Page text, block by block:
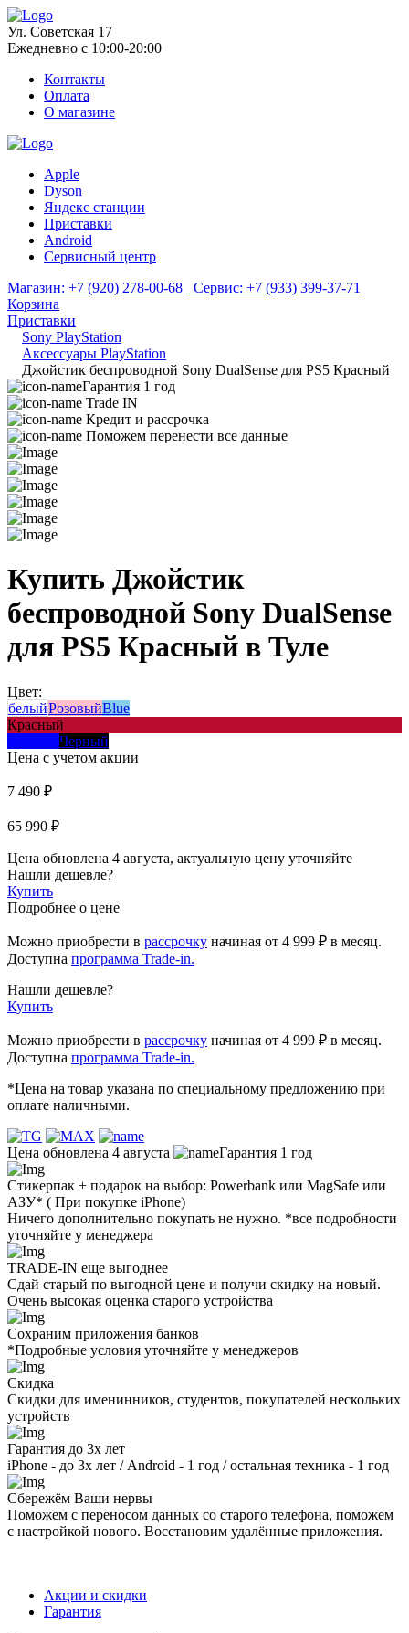
Ул. Советская 17
Ежедневно с 10:00-20:00
Контакты
Оплата
О магазине
Apple
Dyson
Яндекс станции
Приставки
Android
Сервисный центр
Магазин: +7 (920) 278-00-68 Сервис: +7 (933) 399-37-71
Корзина
Приставки
Sony PlayStation
Аксессуары PlayStation
Джойстик беспроводной Sony DualSense для PS5 Красный
Гарантия 1 год
Trade IN
Кредит и рассрочка
Поможем перенести все данные
Купить Джойстик
беспроводной Sony DualSense
для PS5 Красный в Туле
Цвет:
белыйРозовыйBlue
Красный
Черный
Цена с учетом акции
7 490 ₽
65 990 ₽
Цена обновлена 4 августа, актуальную цену уточняйте
Нашли дешевле?
Купить
Подробнее о цене
Можно приобрести в рассрочку начиная от 4 999 ₽ в месяц.
Доступна программа Trade-in.
Нашли дешевле?
Купить
Можно приобрести в рассрочку начиная от 4 999 ₽ в месяц.
Доступна программа Trade-in.
*Цена на товар указана по специальному предложению при
оплате наличными.
Цена обновлена 4 августа Гарантия 1 год
Стикерпак + подарок на выбор: Powerbank или MagSafe или
AЗУ* ( При покупке iPhone)
Ничего дополнительно покупать не нужно. *все подробности
уточняйте у менеджера
TRADE-IN еще выгоднее
Сдай старый по выгодной цене и получи скидку на новый.
Очень высокая оценка старого устройства
Сохраним приложения банков
*Подробные условия уточняйте у менеджеров
Скидка
Скидки для именинников, студентов, покупателей нескольких
устройств
Гарантия до 3х лет
iPhone - до 3х лет / Android - 1 год / остальная техника - 1 год
Сбережём Ваши нервы
Поможем с переносом данных со старого телефона, поможем
с настройкой нового. Восстановим удалённые приложения.
Акции и скидки
Гарантия